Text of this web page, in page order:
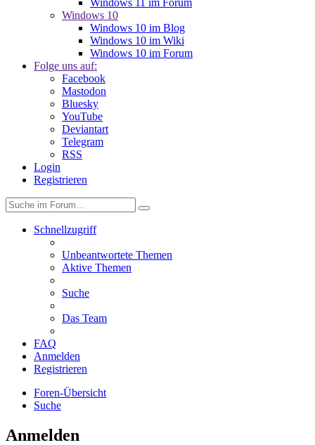
Windows 11 im Forum
Windows 10
Windows 10 im Blog
Windows 10 im Wiki
Windows 10 im Forum
Folge uns auf:
Facebook
Mastodon
Bluesky
YouTube
Deviantart
Telegram
RSS
Login
Registrieren
Schnellzugriff
Unbeantwortete Themen
Aktive Themen
Suche
Das Team
FAQ
Anmelden
Registrieren
Foren-Übersicht
Suche
Anmelden